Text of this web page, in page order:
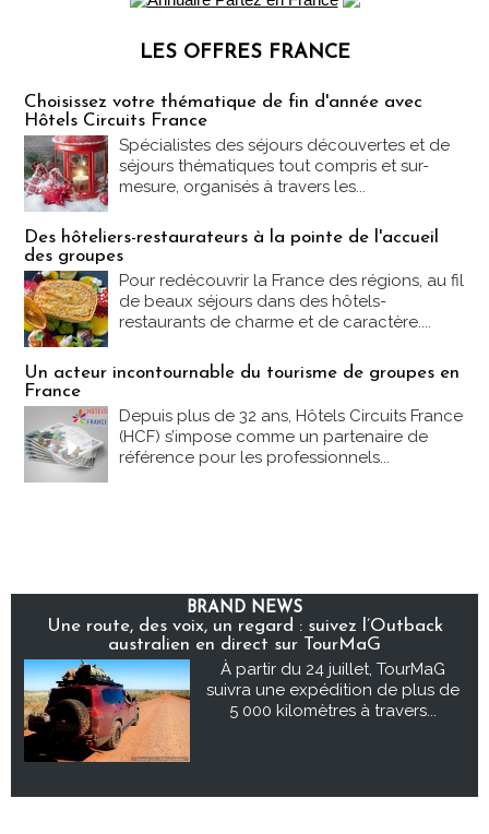
LES OFFRES FRANCE
Choisissez votre thématique de fin d'année avec
Hôtels Circuits France
Spécialistes des séjours découvertes et de
séjours thématiques tout compris et sur-
mesure, organisés à travers les...
Des hôteliers-restaurateurs à la pointe de l'accueil
des groupes
Pour redécouvrir la France des régions, au fil
de beaux séjours dans des hôtels-
restaurants de charme et de caractère....
Un acteur incontournable du tourisme de groupes en
France
Depuis plus de 32 ans, Hôtels Circuits France
(HCF) s’impose comme un partenaire de
référence pour les professionnels...
BRAND NEWS
Une route, des voix, un regard : suivez l’Outback
australien en direct sur TourMaG
À partir du 24 juillet, TourMaG
suivra une expédition de plus de
5 000 kilomètres à travers...